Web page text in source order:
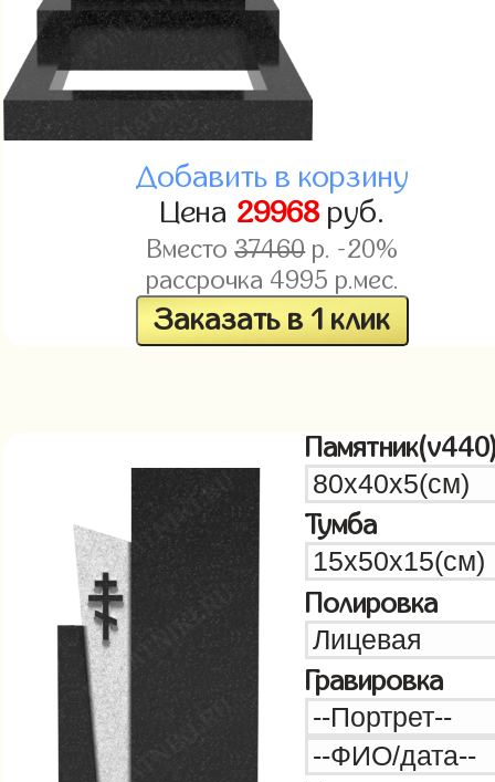
Добавить в корзину
Цена 29968 руб.
Вместо37460р. -20%
рассрочка 4995 р.мес.
Заказать в 1 клик
Тумба
Полировка
Гравировка